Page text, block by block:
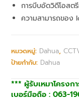
การบีบอัดวิดีโอสต
ความสามารถของ
หมวดหมู่: Dahua,
ป้ายกำกับ: Dahua
*** ผู้รับเหมาโครงก
เบอร์มือถือ : 063-